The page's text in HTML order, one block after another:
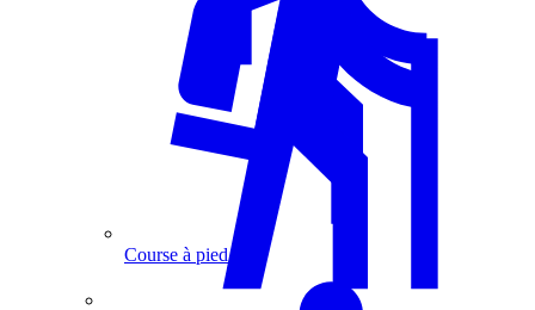
Course à pied